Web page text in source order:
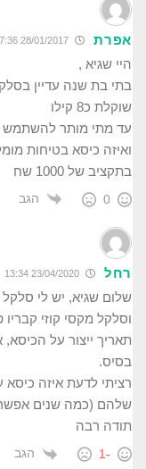
אפרת
היי שגיא ,
בתי בת שנה עדיין
שוקלת כ8 קילו
עד מתי מותר
ואיזה כיסא בטיחות
בתקציב של 1000 שח
0 הגב
רחל 23/04/2020 13:34
תאריך ייצור על
בסיס.
רציתי לדעת איזה
שלהם (כמה שנים אפשר
תודה רבה
-1 הגב